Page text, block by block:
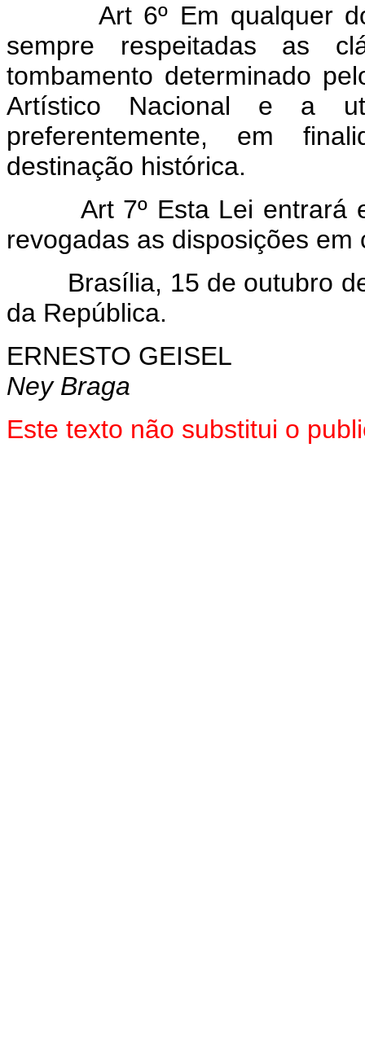
Art 6º Em qualquer
sempre respeitadas as
tombamento determinado
Artístico Nacional e a
preferentemente, em
destinação histórica.
Art 7º Esta Lei entrará
revogadas as disposições em
Brasília, 15 de outubro de
da República.
ERNESTO GEISEL
Ney Braga
Este texto não substitui o